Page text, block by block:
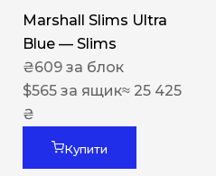
Marshall Slims Ultra
Blue — Slims
₴609 за блок
$565 за ящик≈ 25 425
₴
Купити